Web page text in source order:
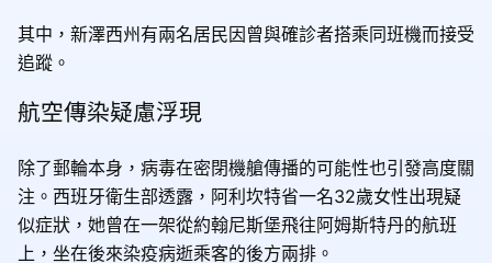
其中，新澤西州有兩名居民因曾與確診者搭乘同班機而接受
追蹤。
航空傳染疑慮浮現
除了郵輪本身，病毒在密閉機艙傳播的可能性也引發高度關
注。西班牙衛生部透露，阿利坎特省一名32歲女性出現疑
似症狀，她曾在一架從約翰尼斯堡飛往阿姆斯特丹的航班
上，坐在後來染疫病逝乘客的後方兩排。